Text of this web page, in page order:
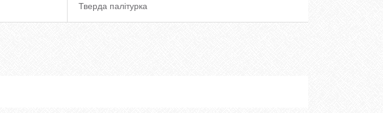
Тверда палітурка